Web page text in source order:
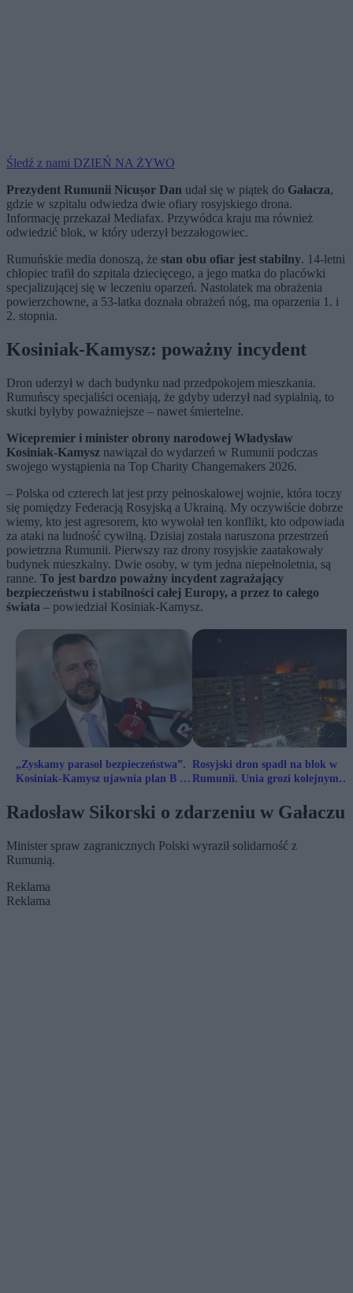
Śledź z nami DZIEŃ NA ŻYWO
Prezydent Rumunii Nicușor Dan udał się w piątek do Gałacza,
gdzie w szpitalu odwiedza dwie ofiary rosyjskiego drona.
Informację przekazał Mediafax. Przywódca kraju ma również
odwiedzić blok, w który uderzył bezzałogowiec.
Rumuńskie media donoszą, że stan obu ofiar jest stabilny. 14-letni
chłopiec trafił do szpitala dziecięcego, a jego matka do placówki
specjalizującej się w leczeniu oparzeń. Nastolatek ma obrażenia
powierzchowne, a 53-latka doznała obrażeń nóg, ma oparzenia 1. i
2. stopnia.
Kosiniak-Kamysz: poważny incydent
Dron uderzył w dach budynku nad przedpokojem mieszkania.
Rumuńscy specjaliści oceniają, że gdyby uderzył nad sypialnią, to
skutki byłyby poważniejsze – nawet śmiertelne.
Wicepremier i minister obrony narodowej Władysław
Kosiniak-Kamysz nawiązał do wydarzeń w Rumunii podczas
swojego wystąpienia na Top Charity Changemakers 2026.
– Polska od czterech lat jest przy pełnoskalowej wojnie, która toczy
się pomiędzy Federacją Rosyjską a Ukrainą. My oczywiście dobrze
wiemy, kto jest agresorem, kto wywołał ten konflikt, kto odpowiada
za ataki na ludność cywilną. Dzisiaj została naruszona przestrzeń
powietrzna Rumunii. Pierwszy raz drony rosyjskie zaatakowały
budynek mieszkalny. Dwie osoby, w tym jedna niepełnoletnia, są
ranne. To jest bardzo poważny incydent zagrażający
bezpieczeństwu i stabilności całej Europy, a przez to całego
świata – powiedział Kosiniak-Kamysz.
„Zyskamy parasol bezpieczeństwa”.
Kosiniak-Kamysz ujawnia plan B na
Rosyjski dron spadł na blok w
Rumunii. Unia grozi kolejnym
Radosław Sikorski o zdarzeniu w Gałaczu
Minister spraw zagranicznych Polski wyraził solidarność z
Rumunią.
Reklama
Reklama